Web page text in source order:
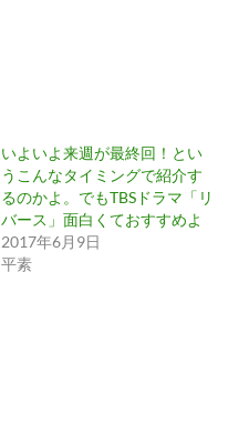
いよいよ来週が最終回！とい
うこんなタイミングで紹介す
るのかよ。でもTBSドラマ「リ
バース」面白くておすすめよ
2017年6月9日
平素